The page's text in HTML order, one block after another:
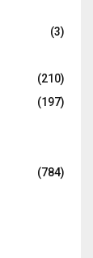
(3)
(210)
(197)
(784)